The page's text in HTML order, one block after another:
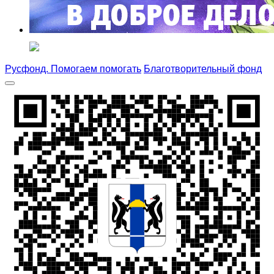
Русфонд. Помогаем помогать Благотворительный фонд